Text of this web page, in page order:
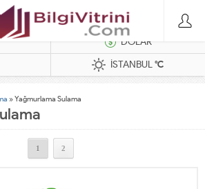
İçin Barkod Yazıcı ve Otomasyon Sistemleri
DOLAR
İSTANBUL°C
»Yağmurlama Sulama
1 2